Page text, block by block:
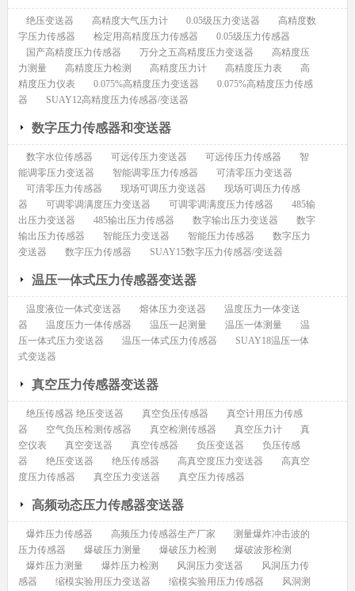
绝压变送器 高精度大气压力计 0.05级压力变送器
高精度数
字压力传感器
检定用高精度压力传感器
0.05级压力传感器
国产高精度压力传感器
万分之五高精度压力变送器
高精度压
力测量
高精度压力检测 高精度压力计 高精度压力表
高
精度压力仪表
0.075%高精度压力变送器
0.075%高精度压力传感
器
SUAY12高精度压力传感器/变送器
数字压力传感器和变送器
数字水位传感器 可远传压力变送器 可远传压力传感器
智
能调零压力变送器
智能调零压力传感器
可清零压力变送器
可清零压力传感器
现场可调压力变送器
现场可调压力传感
器
可调零调满度压力变送器 可调零调满度压力传感器
485输
出压力变送器
485输出压力传感器 数字输出压力变送器
数字
输出压力传感器
智能压力变送器 智能压力传感器
数字压力
变送器
数字压力传感器 SUAY15数字压力传感器/变送器
温压一体式压力传感器变送器
温度液位一体式变送器 熔体压力变送器
温度压力一体变送
器
温度压力一体传感器 温压一起测量 温压一体测量
温
压一体式压力变送器
温压一体式压力传感器
SUAY18温压一体
式变送器
真空压力传感器变送器
绝压传感器 绝压变送器 真空负压传感器
真空计用压力传感
器
空气负压检测传感器 真空检测传感器 真空压力计
真
空仪表
真空变送器 真空传感器 负压变送器
负压传感
器
绝压变送器 绝压传感器 高真空度压力变送器
高真空
度压力传感器
真空压力变送器 真空压力传感器
高频动态压力传感器变送器
爆炸压力传感器 高频压力传感器生产厂家
测量爆炸冲击波的
压力传感器
爆破压力测量 爆破压力检测
爆破波形检测
爆炸压力测量
爆炸压力检测 风洞压力变送器
风洞压力传
感器
缩模实验用压力变送器 缩模实验用压力传感器
风洞测